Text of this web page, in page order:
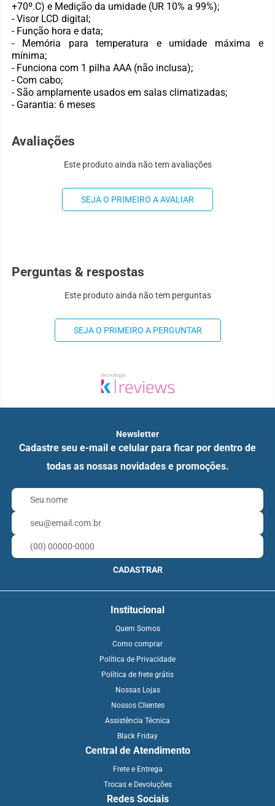
+70º.C) e Medição da umidade (UR 10% a 99%);
- Visor LCD digital;
- Função hora e data;
- Memória para temperatura e umidade máxima e
mínima;
- Funciona com 1 pilha AAA (não inclusa);
- Com cabo;
- São amplamente usados em salas climatizadas;
- Garantia: 6 meses
Avaliações
Este produto ainda não tem avaliações
SEJA O PRIMEIRO A AVALIAR
Perguntas & respostas
Este produto ainda não tem perguntas
SEJA O PRIMEIRO A PERGUNTAR
Newsletter
Cadastre seu e-mail e celular para ficar por dentro de
todas as nossas novidades e promoções.
CADASTRAR
Institucional
Quem Somos
Como comprar
Política de Privacidade
Política de frete grátis
Nossas Lojas
Nossos Clientes
Assistência Técnica
Black Friday
Central de Atendimento
Frete e Entrega
Trocas e Devoluções
Redes Sociais